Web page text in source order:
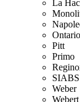
La
Ontario
Pitt
Primo
SIABS
Weber
Webert